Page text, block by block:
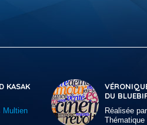
KASAK
Multien
DU
Réalisée
Thématique